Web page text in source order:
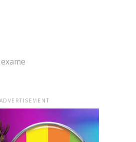
ADVERTISEMENT